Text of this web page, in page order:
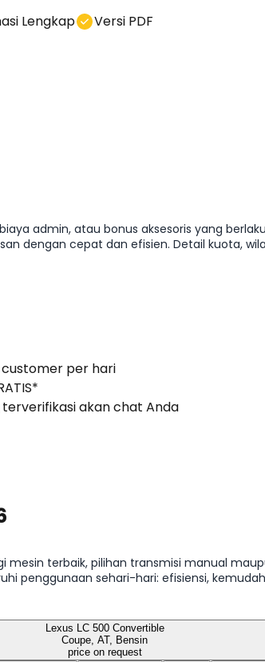
Lengkap Versi PDF
admin, atau bonus aksesoris yang
dengan cepat dan efisien. Detail kuota,
per hari
akan chat Anda
mesin terbaik, pilihan transmisi manual
penggunaan sehari-hari: efisiensi,
Lexus LC 500 Convertible
Coupe, AT, Bensin
price on request